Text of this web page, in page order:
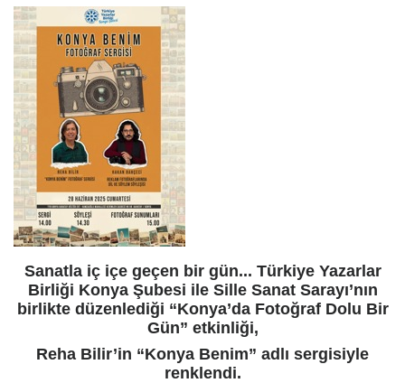
Sanatla iç içe geçen bir gün... Türkiye Yazarlar
Birliği Konya Şubesi ile Sille Sanat Sarayı’nın
birlikte düzenlediği “Konya’da Fotoğraf Dolu Bir
Gün” etkinliği,
Reha Bilir’in “Konya Benim” adlı sergisiyle
renklendi.